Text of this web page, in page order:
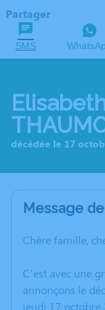
Partager
SMS
décédée le 17
Message
Chère famille,
C’est avec une
annonçons le
jeudi 17 octobre